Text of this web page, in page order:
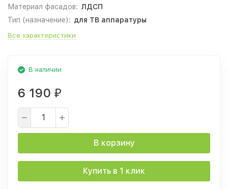
Материал фасадов: ЛДСП
Тип (назначение): для ТВ аппаратуры
Все характеристики
В наличии
6 190 ₽
В корзину
Купить в 1 клик